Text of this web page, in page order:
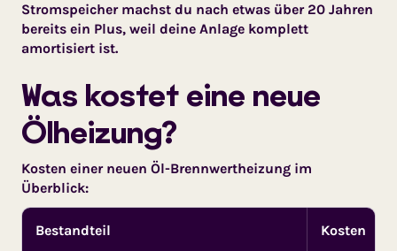
Stromspeicher machst du nach etwas über 20 Jahren
bereits ein Plus, weil deine Anlage komplett
amortisiert ist.
Was kostet eine neue
Ölheizung?
Kosten einer neuen Öl-Brennwertheizung im
Überblick:
Bestandteil Kosten